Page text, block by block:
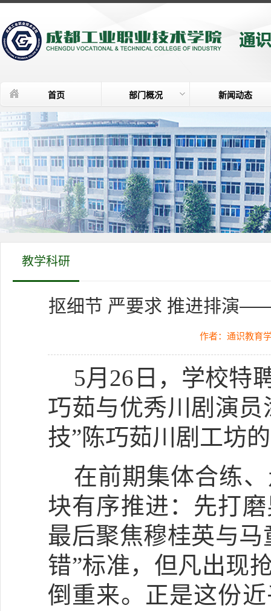
首页 部门概况 新闻动态
教学科研
抠细节 严要求 推进排演
作者：通识教育
5月26日，学校特
巧茹与优秀川剧演员
技”陈巧茹川剧工坊
在前期集体合练
块有序推进：先打
最后聚焦穆桂英与
错”标准，但凡出现
倒重来。正是这份